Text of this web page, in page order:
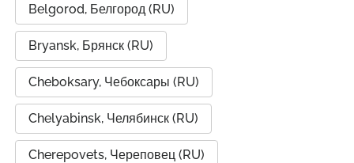
Belgorod, Белгород (RU)
Bryansk, Брянск (RU)
Cheboksary, Чебоксары (RU)
Chelyabinsk, Челябинск (RU)
Cherepovets, Череповец (RU)